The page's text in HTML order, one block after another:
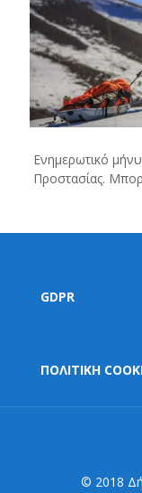
Ενημερωτικό
Προστασίας.
GDPR
ΠΟΛΙΤΙΚΗ
© 2018